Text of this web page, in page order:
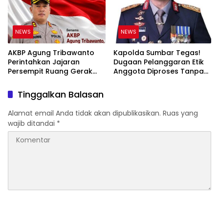
NEWS
AKBP Agung Tribawanto
Perintahkan Jajaran
Persempit Ruang Gerak
Pasaman Barat
NEWS
Kapolda Sumbar Tegas!
Dugaan Pelanggaran Etik
Anggota Diproses Tanpa
Tinggalkan Balasan
Alamat email Anda tidak akan dipublikasikan. Ruas yang
wajib ditandai *